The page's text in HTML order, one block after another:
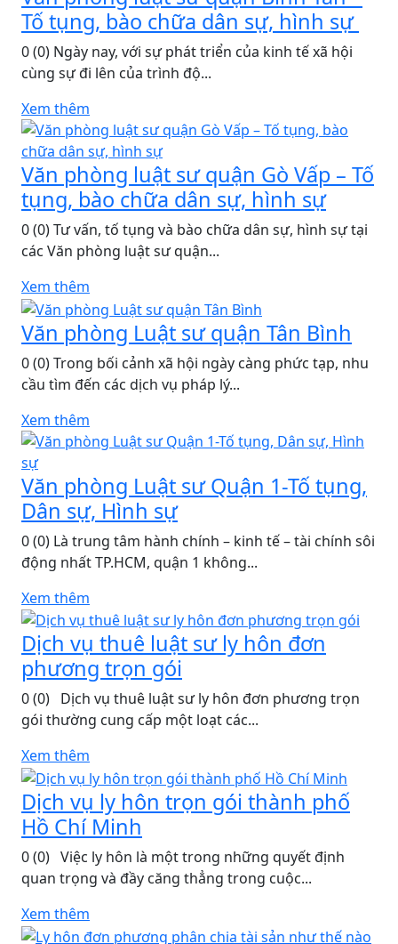
Tố tụng, bào chữa dân sự, hình sự
0 (0) Ngày nay, với sự phát triển của kinh tế xã hội
cùng sự đi lên của trình độ...
Xem thêm
Văn phòng luật sư quận Gò Vấp – Tố
tụng, bào chữa dân sự, hình sự
0 (0) Tư vấn, tố tụng và bào chữa dân sự, hình sự tại
các Văn phòng luật sư quận...
Xem thêm
Văn phòng Luật sư quận Tân Bình
0 (0) Trong bối cảnh xã hội ngày càng phức tạp, nhu
cầu tìm đến các dịch vụ pháp lý...
Xem thêm
Văn phòng Luật sư Quận 1-Tố tụng,
Dân sự, Hình sự
0 (0) Là trung tâm hành chính – kinh tế – tài chính sôi
động nhất TP.HCM, quận 1 không...
Xem thêm
Dịch vụ thuê luật sư ly hôn đơn
phương trọn gói
0 (0) ​ Dịch vụ thuê luật sư ly hôn đơn phương trọn
gói thường cung cấp một loạt các...
Xem thêm
Dịch vụ ly hôn trọn gói thành phố
Hồ Chí Minh
0 (0) ​ Việc ly hôn là một trong những quyết định
quan trọng và đầy căng thẳng trong cuộc...
Xem thêm